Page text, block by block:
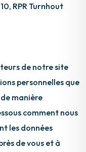
RPR Turnhout
de notre site
personnelles que
manière
comment nous
les données
de vous et à